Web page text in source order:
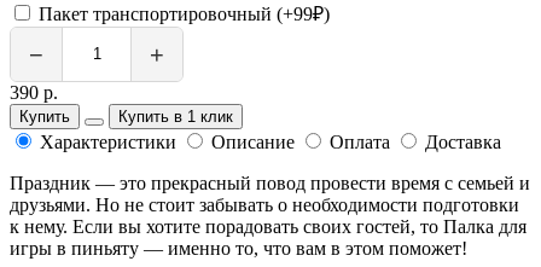
Пакет транспортировочный (+99₽)
− +
390 р.
Купить Купить в 1 клик
Характеристики Описание Оплата
Доставка
Праздник — это прекрасный повод провести время с семьей и
друзьями. Но не стоит забывать о необходимости подготовки
к нему. Если вы хотите порадовать своих гостей, то Палка для
игры в пиньяту — именно то, что вам в этом поможет!